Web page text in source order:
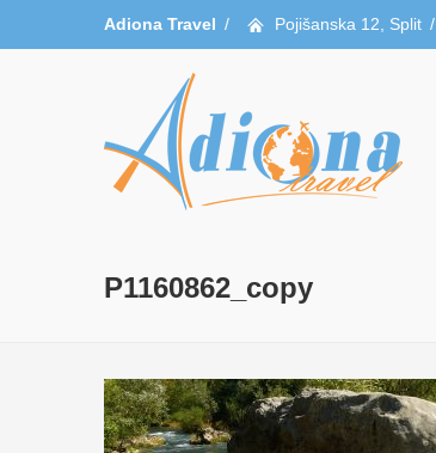
Adiona Travel / Pojišanska 12, Split /
P1160862_copy